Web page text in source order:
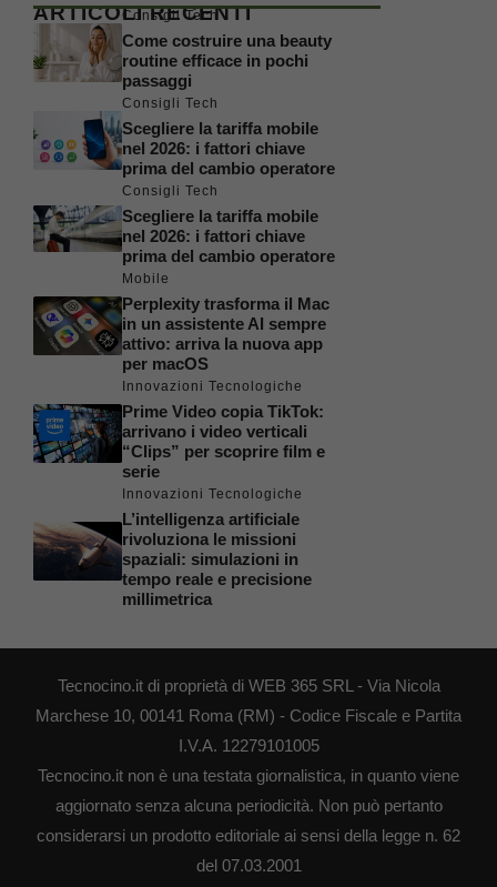
ARTICOLI RECENTI
Consigli Tech
Come costruire una beauty
routine efficace in pochi
passaggi
Consigli Tech
Scegliere la tariffa mobile
nel 2026: i fattori chiave
prima del cambio operatore
Consigli Tech
Scegliere la tariffa mobile
nel 2026: i fattori chiave
prima del cambio operatore
Mobile
Perplexity trasforma il Mac
in un assistente AI sempre
attivo: arriva la nuova app
per macOS
Innovazioni Tecnologiche
Prime Video copia TikTok:
arrivano i video verticali
“Clips” per scoprire film e
serie
Innovazioni Tecnologiche
L’intelligenza artificiale
rivoluziona le missioni
spaziali: simulazioni in
tempo reale e precisione
millimetrica
Tecnocino.it di proprietà di WEB 365 SRL - Via Nicola
Marchese 10, 00141 Roma (RM) - Codice Fiscale e Partita
I.V.A. 12279101005
Tecnocino.it non è una testata giornalistica, in quanto viene
aggiornato senza alcuna periodicità. Non può pertanto
considerarsi un prodotto editoriale ai sensi della legge n. 62
del 07.03.2001